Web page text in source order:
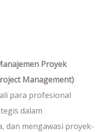
Proyek
Management)
para profesional
dalam
dan mengawasi proyek-